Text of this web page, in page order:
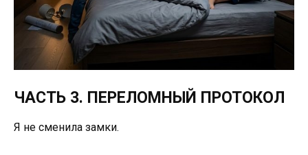
ЧАСТЬ 3. ПЕРЕЛОМНЫЙ ПРОТОКОЛ
Я не сменила замки.